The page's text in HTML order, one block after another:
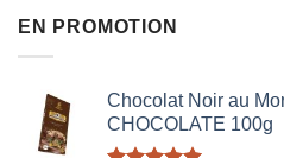
EN PROMOTION
Chocolat Noir au
CHOCOLATE 100g